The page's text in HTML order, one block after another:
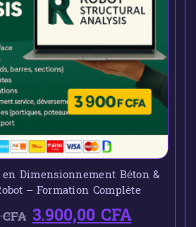
Dimensionnement Béton &
– Formation Complète
CFA 3.900,00CFA